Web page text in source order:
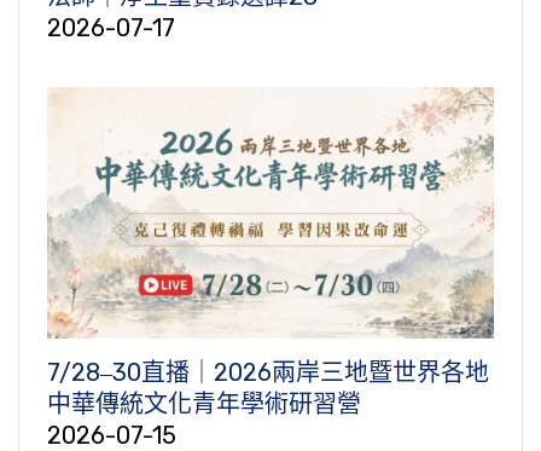
2026-07-17
7/28‒30直播｜2026兩岸三地暨世界各地
中華傳統文化青年學術研習營
2026-07-15